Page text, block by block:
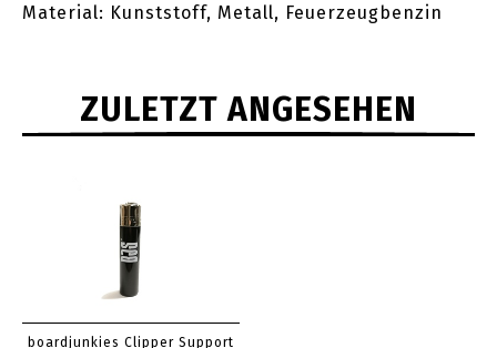
Material: Kunststoff, Metall, Feuerzeugbenzin
ZULETZT ANGESEHEN
boardjunkies Clipper Support